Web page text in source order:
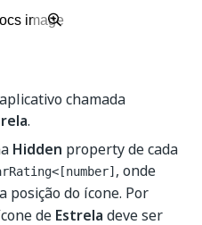
chamada
.
Hidden property de cada
, onde
posição do ícone. Por
de Estrela deve ser